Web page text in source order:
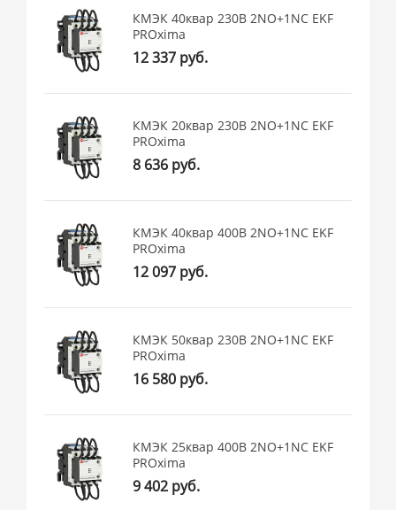
КМЭК 40квар 230В 2NО+1NC EKF
PROxima
12 337 руб.
КМЭК 20квар 230В 2NО+1NC EKF
PROxima
8 636 руб.
КМЭК 40квар 400В 2NО+1NC EKF
PROxima
12 097 руб.
КМЭК 50квар 230В 2NО+1NC EKF
PROxima
16 580 руб.
КМЭК 25квар 400В 2NО+1NC EKF
PROxima
9 402 руб.